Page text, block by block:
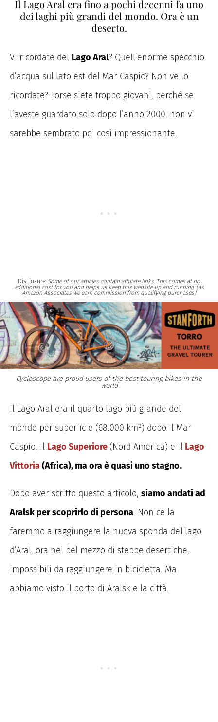
Il Lago Aral era fino a pochi decenni fa uno
dei laghi più grandi del mondo. Ora è un
deserto.
Vi ricordate del Lago Aral? Quell’enorme specchio
d’acqua sul lato est del Mar Caspio? Non ve lo
ricordate? Forse siete troppo giovani, perché se
l’aveste guardato solo dopo l’anno 2000, non vi
sarebbe sembrato poi così impressionante.
Disclosure: Some of our articles contain affiliate links. This comes at no
additional cost for you and helps us keep this website up and running. (as
Amazon Associates we earn commission from qualifying purchases)
Cycloscope are proud users of the best touring bikes in the
world
Il Lago Aral era il quarto lago più grande del
mondo per superficie (68.000 km²) dopo il Mar
Caspio, il Lago Superiore (Nord America) e il Lago
Vittoria(Africa), ma ora è quasi uno stagno.
Dopo aver scritto questo articolo, siamo andati ad
Aralsk per scoprirlo di persona. Non ce la
faremmo a raggiungere la nuova sponda del lago
d’Aral, ora nel bel mezzo di steppe desertiche,
impossibili da raggiungere in bicicletta. Ma
abbiamo visto il porto di Aralsk e la città.